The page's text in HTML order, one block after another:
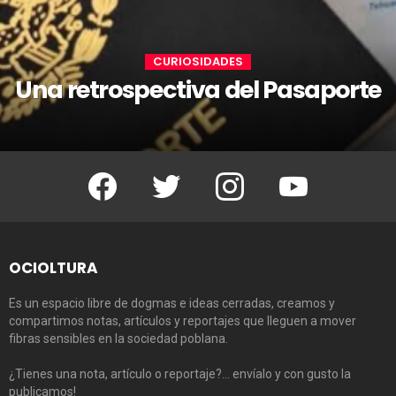
CURIOSIDADES
Una retrospectiva del Pasaporte
Facebook Twitter Instagram Youtube
OCIOLTURA
Es un espacio libre de dogmas e ideas cerradas, creamos y
compartimos notas, artículos y reportajes que lleguen a mover
fibras sensibles en la sociedad poblana.
¿Tienes una nota, artículo o reportaje?… envíalo y con gusto la
publicamos!